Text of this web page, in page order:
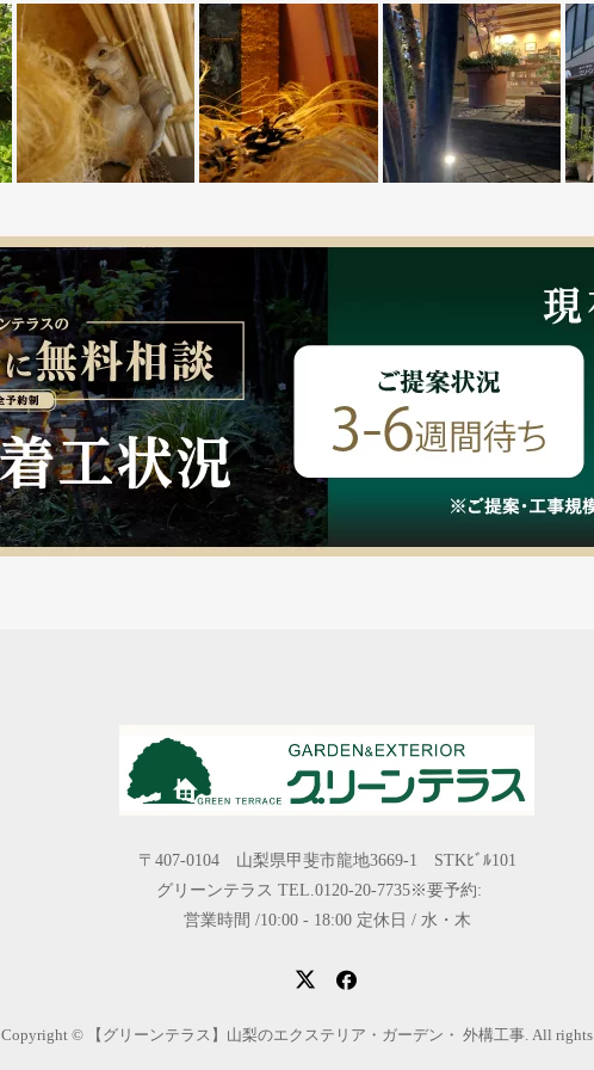
〒407-0104 山梨県甲斐市龍地3669-1 STKﾋﾞﾙ101
グリーンテラス TEL.0120-20-7735※要予約:
営業時間 /10:00 - 18:00 定休日 / 水・木
Copyright © 【グリーンテラス】山梨のエクステリア・ガーデン・ 外構工事. All rights